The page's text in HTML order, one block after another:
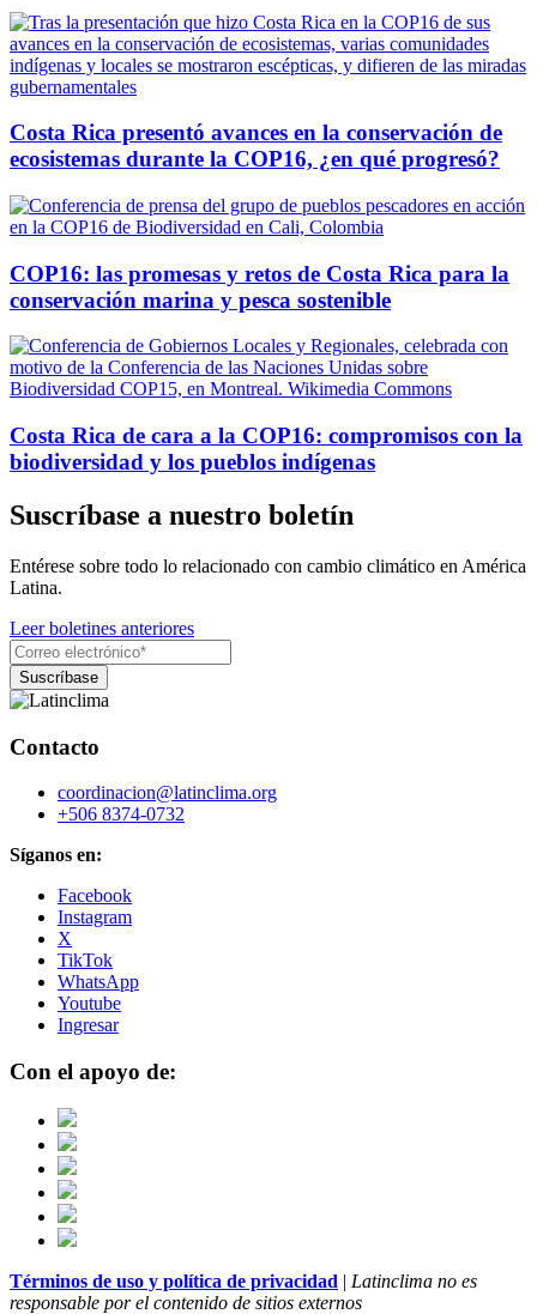
Costa Rica presentó avances en la conservación de
ecosistemas durante la COP16, ¿en qué progresó?
COP16: las promesas y retos de Costa Rica para la
conservación marina y pesca sostenible
Costa Rica de cara a la COP16: compromisos con la
biodiversidad y los pueblos indígenas
Suscríbase a nuestro boletín
Entérese sobre todo lo relacionado con cambio climático en América
Latina.
Leer boletines anteriores
Contacto
coordinacion@latinclima.org
+506 8374-0732
Síganos en:
Facebook
Instagram
X
TikTok
WhatsApp
Youtube
Ingresar
Con el apoyo de:
Términos de uso y política de privacidad | Latinclima no es
responsable por el contenido de sitios externos